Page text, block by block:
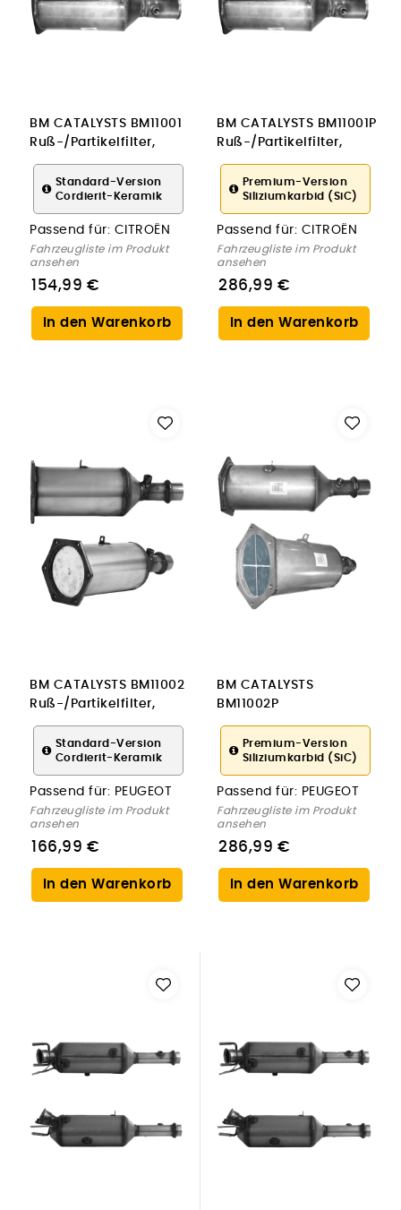
BM CATALYSTS BM11001
Ruß-/Partikelfilter,
Abgasanlage für
CITROËN
Standard-Version
Cordierit-Keramik
Passend für: CITROËN
Fahrzeugliste im Produkt
ansehen
154,99 €
In den Warenkorb
BM CATALYSTS BM11001P
Ruß-/Partikelfilter,
Abgasanlage für
CITROËN
Premium-Version
Siliziumkarbid (SiC)
Passend für: CITROËN
Fahrzeugliste im Produkt
ansehen
286,99 €
In den Warenkorb
BM CATALYSTS BM11002
Ruß-/Partikelfilter,
Abgasanlage für
PEUGEOT
Standard-Version
Cordierit-Keramik
Passend für: PEUGEOT
Fahrzeugliste im Produkt
ansehen
166,99 €
In den Warenkorb
BM CATALYSTS
BM11002P
Ruß-/Partikelfilter,
Abgasanlage für
PEUGEOT
Premium-Version
Siliziumkarbid (SiC)
Passend für: PEUGEOT
Fahrzeugliste im Produkt
ansehen
286,99 €
In den Warenkorb